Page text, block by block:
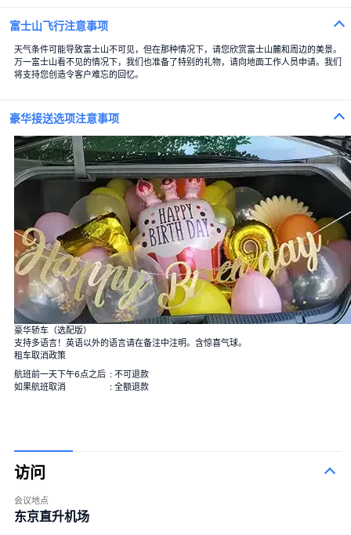
100束玫瑰花
100%的爱
100束玫瑰花
大花束
富士山飞行注意事项
天气条件可能导致富士山不可见，但在那种情况下，请您欣赏富士山麓和周边的美景。
万一富士山看不见的情况下，我们也准备了特别的礼物，请向地面工作人员申请。我们
将支持您创造令客户难忘的回忆。
豪华接送选项注意事项
豪华轿车（选配版）
支持多语言！英语以外的语言请在备注中注明。含惊喜气球。
租车取消政策
航班前一天下午6点之后 : 不可退款
如果航班取消
: 全额退款
访问
会议地点
东京直升机场